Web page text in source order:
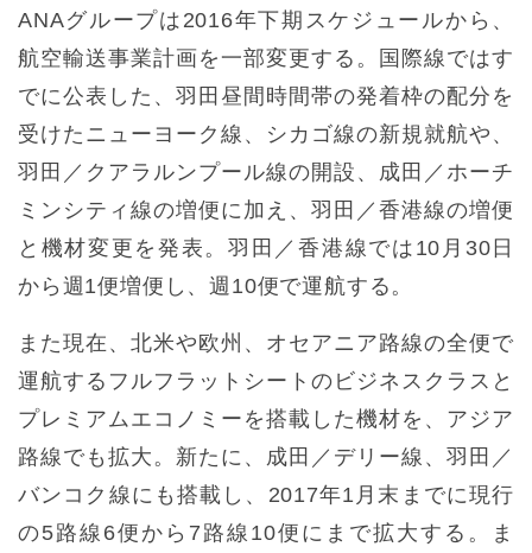
ANAグループは2016年下期スケジュールから、
航空輸送事業計画を一部変更する。国際線ではす
でに公表した、羽田昼間時間帯の発着枠の配分を
受けたニューヨーク線、シカゴ線の新規就航や、
羽田／クアラルンプール線の開設、成田／ホーチ
ミンシティ線の増便に加え、羽田／香港線の増便
と機材変更を発表。羽田／香港線では10月30日
から週1便増便し、週10便で運航する。
また現在、北米や欧州、オセアニア路線の全便で
運航するフルフラットシートのビジネスクラスと
プレミアムエコノミーを搭載した機材を、アジア
路線でも拡大。新たに、成田／デリー線、羽田／
バンコク線にも搭載し、2017年1月末までに現行
の5路線6便から7路線10便にまで拡大する。ま